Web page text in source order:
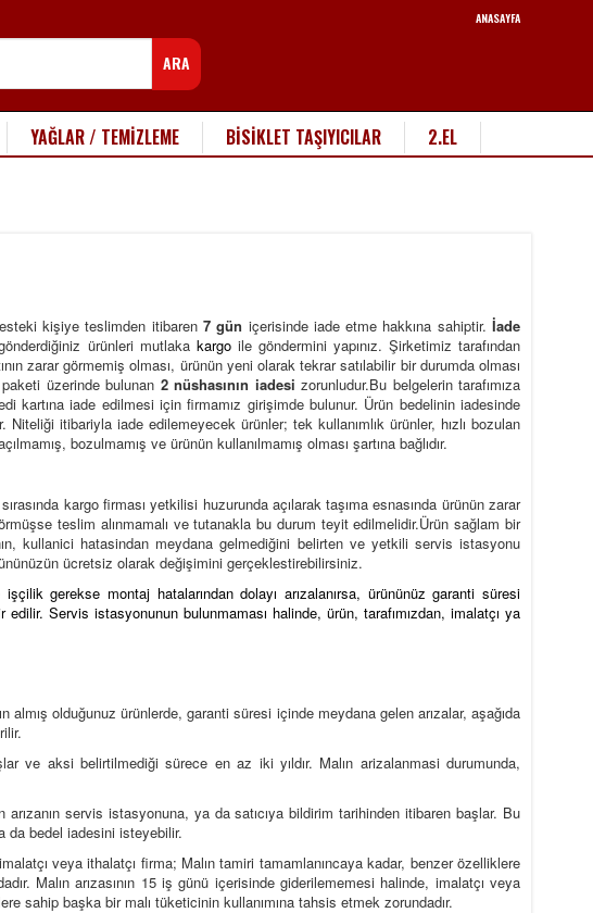
ANASAYFA
ARA
YAĞLAR / TEMİZLEME BİSİKLET TAŞIYICILAR 2.EL
kişiye teslimden itibaren7 gün içerisinde iade etme hakkına sahiptir. İade
ürünleri mutlaka kargo ile göndermini yapınız. Şirketimiz tarafından
zarar görmemiş olması, ürünün yeni olarak tekrar satılabilir bir durumda olması
üzerinde bulunan 2 nüshasının iadesi zorunludur.Bu belgelerin tarafımıza
kartına iade edilmesi için firmamız girişimde bulunur. Ürün bedelinin iadesinde
itibariyla iade edilemeyecek ürünler; tek kullanımlık ürünler, hızlı bozulan
bozulmamış ve ürünün kullanılmamış olması şartına bağlıdır.
kargo firması yetkilisi huzurunda açılarak taşıma esnasında ürünün zarar
teslim alınmamalı ve tutanakla bu durum teyit edilmelidir.Ürün sağlam bir
kullanici hatasindan meydana gelmediğini belirten ve yetkili servis istasyonu
ücretsiz olarak değişimini gerçeklestirebilirsiniz.
gerekse montaj hatalarından dolayı arızalanırsa, ürününüz garanti süresi
Servis istasyonunun bulunmaması halinde, ürün, tarafımızdan, imalatçı ya
almış olduğunuz ürünlerde, garanti süresi içinde meydana gelen arızalar, aşağıda
ve aksi belirtilmediği sürece en az iki yıldır. Malın arizalanmasi durumunda,
servis istasyonuna, ya da satıcıya bildirim tarihinden itibaren başlar. Bu
da bedel iadesini isteyebilir.
veya ithalatçı firma; Malın tamiri tamamlanıncaya kadar, benzer özelliklere
Malın arızasının 15 iş günü içerisinde giderilememesi halinde, imalatçı veya
sahip başka bir malı tüketicinin kullanımına tahsis etmek zorundadır.